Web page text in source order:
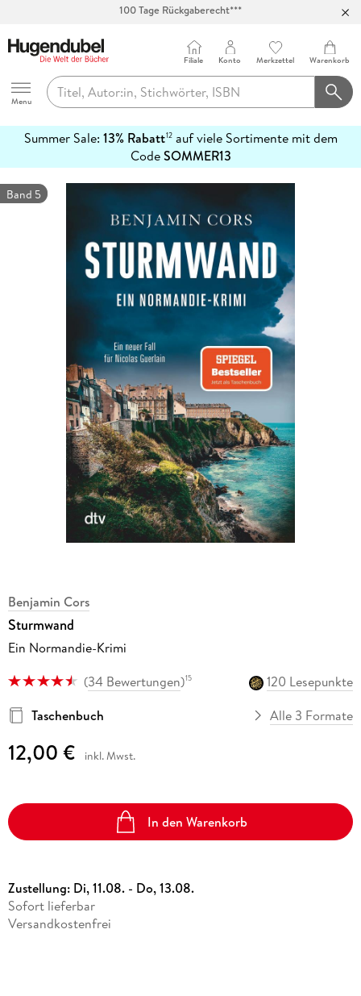
Abholung in über 100 Filialen
Hugendubel
Menu
Filiale Konto Merkzettel Warenkorb
Summer Sale: 13% Rabatt12auf viele Sortimente mit dem
CodeSOMMER13
erfahren
Band 5
Benjamin Cors
Sturmwand
Ein Normandie-Krimi
(34 Bewertungen)15
120 Lesepunkte
Taschenbuch
Alle 3 Formate
12,00 € inkl. Mwst.
In den Warenkorb
Zustellung: Di, 11.08. - Do, 13.08.
Sofort lieferbar
Versandkostenfrei